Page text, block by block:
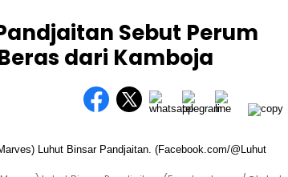
Sebut Perum
dari Kamboja